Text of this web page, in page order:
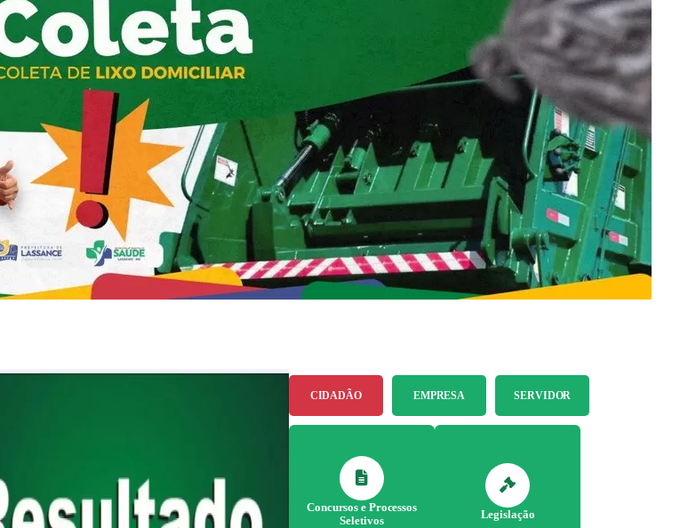
CIDADÃO EMPRESA SERVIDOR
Concursos e Processos
Seletivos
Legislação